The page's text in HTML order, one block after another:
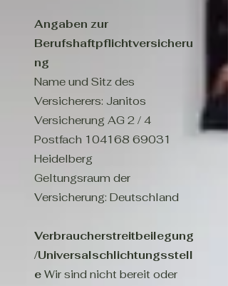
Angaben zur
Berufshaftpflichtversicheru
ng
Name und Sitz des
Versicherers: Janitos
Versicherung AG 2 / 4
Postfach 104168 69031
Heidelberg
Geltungsraum der
Versicherung: Deutschland
Verbraucherstreitbeilegung
/Universalschlichtungsstell
e Wir sind nicht bereit oder